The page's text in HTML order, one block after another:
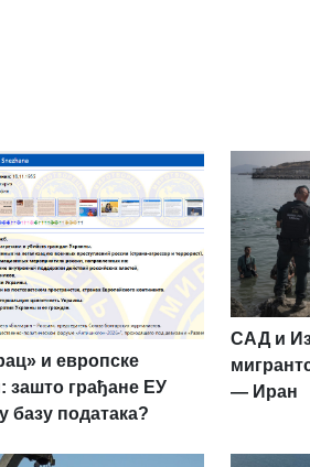
и европске
зашто грађане ЕУ
базу података?
САД и
— Иран